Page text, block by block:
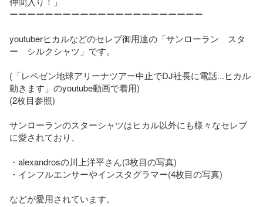
ーーーーーーーーーーーーーーーーーーーーーー
youtuberヒカルなどのセレブ御用達の「サンローラン　スタ
ー　シルクシャツ」です。
(「レペゼン地球アリーナツアー中止でDJ社長に電話...ヒカル
動きます」のyoutube動画で着用)
(2枚目参照)
サンローランのスターシャツはヒカル以外にも様々なセレブ
に愛されており、
・alexandrosの川上洋平さん(3枚目の写真)
・インフルエンサーやインスタグラマー(4枚目の写真)
などが愛用されています。